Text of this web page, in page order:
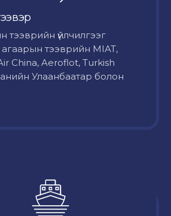
тээврийн үйлчилгээг
тээврийн MIAT,
China, Aeroflot, Turkish
Улаанбаатар болон